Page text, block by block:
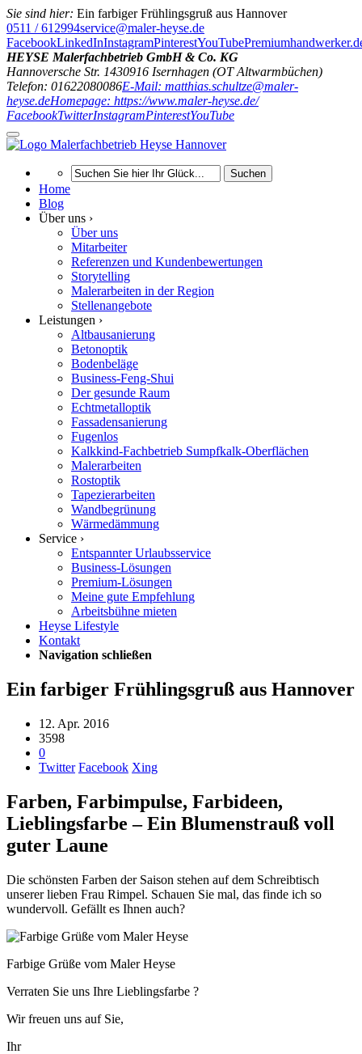
Sie sind hier: Ein farbiger Frühlingsgruß aus Hannover
0511 / 612994service@maler-heyse.de
FacebookLinkedInInstagramPinterestYouTube
HEYSE Malerfachbetrieb GmbH & Co. KG
Hannoversche Str. 1430916 Isernhagen (OT Altwarmbüchen)
Telefon: 01622080086E-Mail: matthias.schultze@maler-
heyse.deHomepage: https://www.maler-heyse.de/
FacebookTwitterInstagramPinterestYouTube
Suchen
Home
Blog
Über uns ›
Über uns
Mitarbeiter
Referenzen und Kundenbewertungen
Storytelling
Malerarbeiten in der Region
Stellenangebote
Leistungen ›
Altbausanierung
Betonoptik
Bodenbeläge
Business-Feng-Shui
Der gesunde Raum
Echtmetalloptik
Fassadensanierung
Fugenlos
Kalkkind-Fachbetrieb Sumpfkalk-Oberflächen
Malerarbeiten
Rostoptik
Tapezierarbeiten
Wandbegrünung
Wärmedämmung
Service ›
Entspannter Urlaubsservice
Business-Lösungen
Premium-Lösungen
Meine gute Empfehlung
Arbeitsbühne mieten
Heyse Lifestyle
Kontakt
Navigation schließen
Ein farbiger Frühlingsgruß aus Hannover
12. Apr. 2016
3598
0
Twitter Facebook Xing
Farben, Farbimpulse, Farbideen,
Lieblingsfarbe – Ein Blumenstrauß voll
guter Laune
Die schönsten Farben der Saison stehen auf dem Schreibtisch
unserer lieben Frau Rimpel. Schauen Sie mal, das finde ich so
wundervoll. Gefällt es Ihnen auch?
Farbige Grüße vom Maler Heyse
Verraten Sie uns Ihre Lieblingsfarbe ?
Wir freuen uns auf Sie,
Ihr